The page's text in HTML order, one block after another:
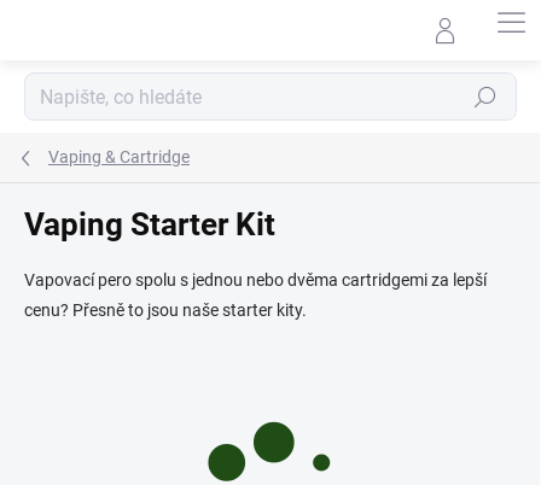
Hledat
Vaping & Cartridge
Vaping Starter Kit
Vapovací pero spolu s jednou nebo dvěma cartridgemi za lepší
cenu? Přesně to jsou naše starter kity.